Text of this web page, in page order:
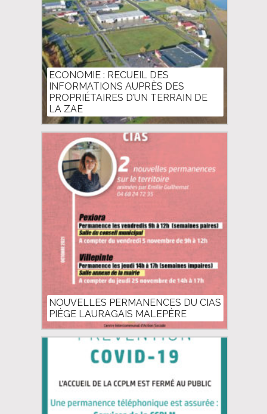
ECONOMIE : RECUEIL DES
INFORMATIONS AUPRÈS DES
PROPRIÉTAIRES D’UN TERRAIN DE
LA ZAE
NOUVELLES PERMANENCES DU CIAS
PIÈGE LAURAGAIS MALEPÈRE